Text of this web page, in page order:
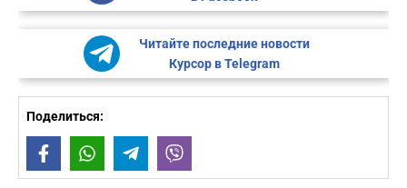
Читайте последние новости
Курсор в Telegram
Поделиться:
FacebookWhatsAppTelegram